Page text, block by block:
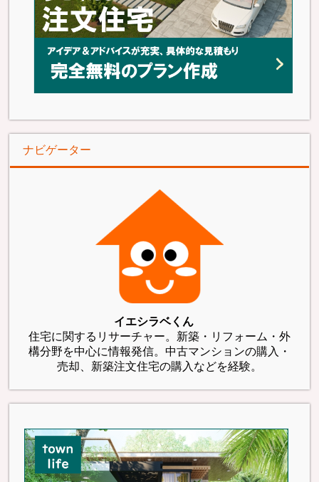
ナビゲーター
イエシラベくん
住宅に関するリサーチャー。新築・リフォーム・外
構分野を中心に情報発信。中古マンションの購入・
売却、新築注文住宅の購入などを経験。